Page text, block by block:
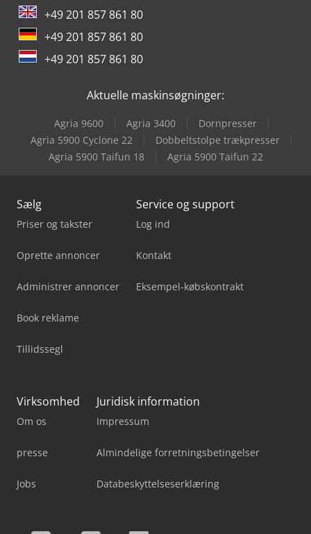
+49 201 857 861 80
+49 201 857 861 80
+49 201 857 861 80
Aktuelle maskinsøgninger:
Agria 9600 Agria 3400
Dornpresser
Agria 5900 Cyclone 22
Dobbeltstolpe trækpresser
Agria 5900 Taifun 18
Agria 5900 Taifun 22
Sælg
Priser og takster
Oprette annoncer
Administrer annoncer
Book reklame
Tillidssegl
Service og support
Log ind
Kontakt
Eksempel-købskontrakt
Virksomhed
Om os
presse
Jobs
Juridisk information
Impressum
Almindelige forretningsbetingelser
Databeskyttelseserklæring